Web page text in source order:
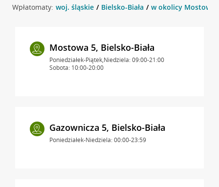
Wpłatomaty: woj. śląskie Bielsko-Biała w okolicy Mostowa
Mostowa 5, Bielsko-Biała
Poniedziałek-Piątek,Niedziela: 09:00-21:00
Sobota: 10:00-20:00
Gazownicza 5, Bielsko-Biała
Poniedziałek-Niedziela: 00:00-23:59